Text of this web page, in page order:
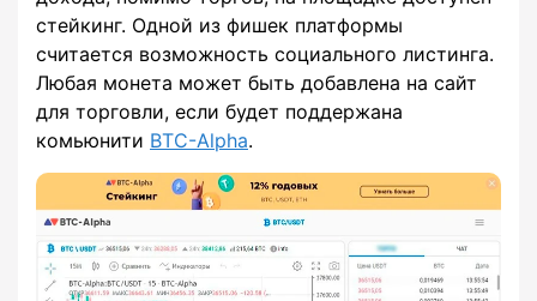
стейкинг. Одной из фишек платформы
считается возможность социального листинга.
Любая монета может быть добавлена на сайт
для торговли, если будет поддержана
комьюнити BTC-Alpha.